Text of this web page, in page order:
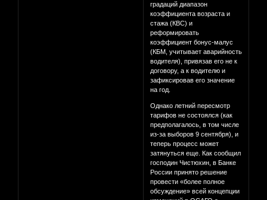
градаций диапазон
коэффициента возраста и
стажа (КВС) и
реформировать
коэффициент бонус-малус
(КБМ, учитывает аварийность
водителя), привязав его не к
договору, а к водителю и
зафиксировав его значение
на год.
Однако летний пересмотр
тарифов не состоялся (как
предполагалось, в том числе
из-за выборов 9 сентября), и
теперь процесс может
затянуться еще. Как сообщил
господин Чистюхин, в Банке
России принято решение
провести «более полное
обсуждение» всей концепции